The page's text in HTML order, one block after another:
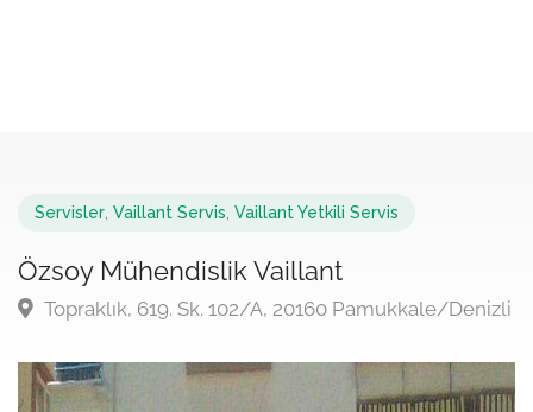
Servisler Vaillant Servis Vaillant Yetkili Servis
Özsoy Mühendislik Vaillant
Topraklık, 619. Sk. 102/A, 20160 Pamukkale/Denizli